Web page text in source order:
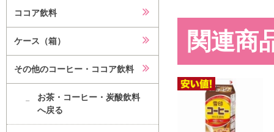
ココア飲料
ケース（箱）
その他のコーヒー・ココア飲料
お茶・コーヒー・炭酸飲料
へ戻る
関連商